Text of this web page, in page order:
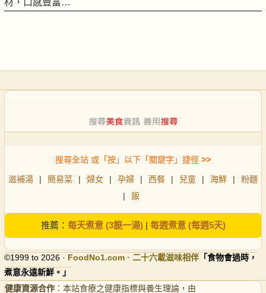
材，口感豐富…
搜尋全站 或「按」以下「關鍵字」捷徑 >>
滋補湯 | 簡易菜 | 婦女 | 孕婦 | 西餐 | 兒童 | 海鮮 |
粉麵
|
飯
推薦： 每天煮意 (3餸一湯)| 每週煮意 (每週5天)
©1999 to 2026 · FoodNo1.com · 二十六載滋味相伴 「食物會過時，
煮意永遠新鮮。」
健康資源合作 ：本站食療之健康指標與養生理論，由